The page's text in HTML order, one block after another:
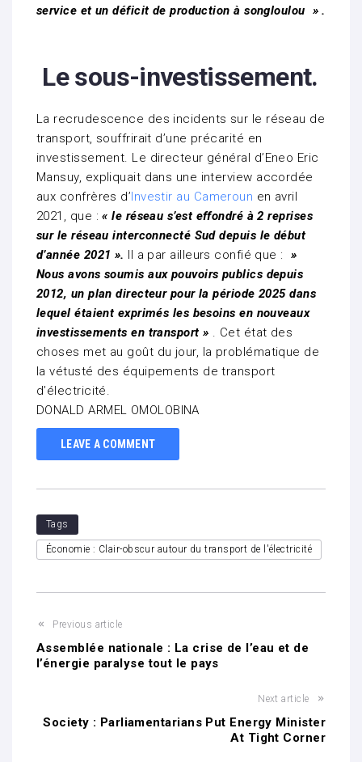
service et un déficit de production à songloulou » .
Le sous-investissement.
La recrudescence des incidents sur le réseau de
transport, souffrirait d’une précarité en
investissement. Le directeur général d’Eneo Eric
Mansuy, expliquait dans une interview accordée
aux confrères d’ Investir au Cameroun en avril
2021, que :« le réseau s’est effondré à 2 reprises
sur le réseau interconnecté Sud depuis le début
d’année 2021 ». Il a par ailleurs confié que :
»
Nous avons soumis aux pouvoirs publics depuis
2012, un plan directeur pour la période 2025 dans
lequel étaient exprimés les besoins en nouveaux
investissements en transport » . Cet état des
choses met au goût du jour, la problématique de
la vétusté des équipements de transport
d’électricité.
DONALD ARMEL OMOLOBINA
LEAVE A COMMENT
Tags
Économie : Clair-obscur autour du transport de l'électricité
Previous article
Assemblée nationale : La crise de l’eau et de
l’énergie paralyse tout le pays
Next article
Society : Parliamentarians Put Energy Minister
At Tight Corner